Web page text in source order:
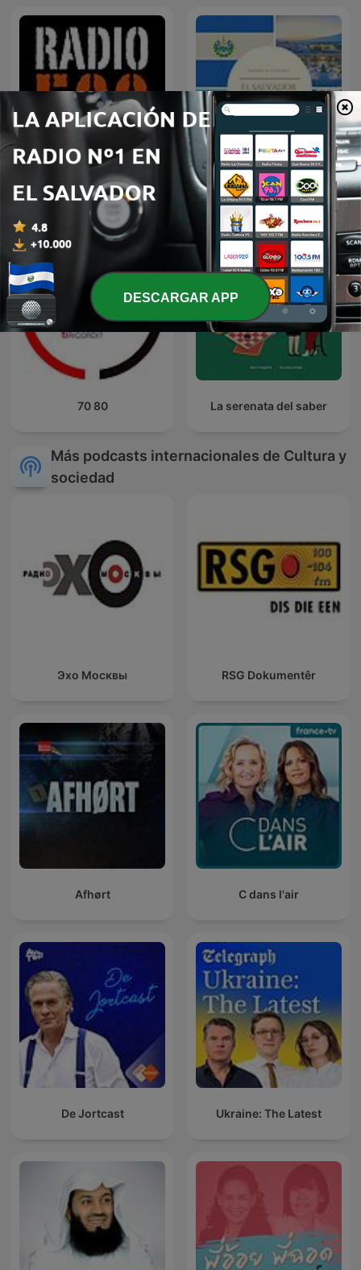
RADIO RADIO El Salvador
70 80 La serenata del saber
Más podcasts internacionales de Cultura y
sociedad
Эхо Москвы RSG Dokumentêr
Afhørt C dans l'air
De Jortcast Ukraine: The Latest
DESCARGAR APP